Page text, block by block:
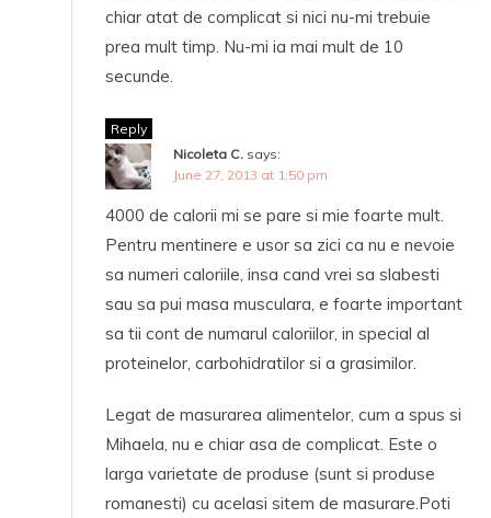
chiar atat de complicat si nici nu-mi trebuie
prea mult timp. Nu-mi ia mai mult de 10
secunde.
Reply
Nicoleta C. says:
June 27, 2013 at 1:50 pm
4000 de calorii mi se pare si mie foarte mult.
Pentru mentinere e usor sa zici ca nu e nevoie
sa numeri caloriile, insa cand vrei sa slabesti
sau sa pui masa musculara, e foarte important
sa tii cont de numarul caloriilor, in special al
proteinelor, carbohidratilor si a grasimilor.
Legat de masurarea alimentelor, cum a spus si
Mihaela, nu e chiar asa de complicat. Este o
larga varietate de produse (sunt si produse
romanesti) cu acelasi sitem de masurare.Poti